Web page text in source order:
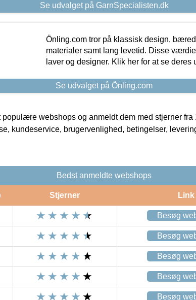
Se udvalget på GarnSpecialisten.dk
Önling.com tror på klassisk design,
materialer samt lang levetid. Disse
laver og designer. Klik her for at se deres
Se udvalget på Önling.com
webshops og anmeldt dem med stjerner fra
kundeservice, brugervenlighed, betingelser,
Bedst anmeldte webshops
Stjerner Link
Besøg
Besøg
Besøg
Besøg
Besøg